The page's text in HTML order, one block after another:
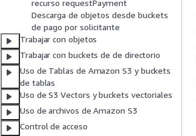
recurso requestPayment
Descarga de objetos desde buckets
de pago por solicitante
Trabajar con objetos
Trabajar con buckets de de directorio
Uso de Tablas de Amazon S3 y buckets
de tablas
Uso de S3 Vectors y buckets vectoriales
Uso de archivos de Amazon S3
Control de acceso